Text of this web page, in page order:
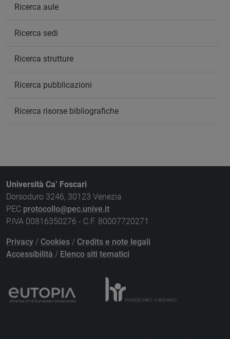
Ricerca aule
Ricerca sedi
Ricerca strutture
Ricerca pubblicazioni
Ricerca risorse bibliografiche
Università Ca’ Foscari
Dorsoduro 3246, 30123 Venezia
PEC protocollo@pec.unive.it
P.IVA 00816350276 - C.F. 80007720271
Privacy / Cookies / Credits e note legali
Accessibilità / Elenco siti tematici